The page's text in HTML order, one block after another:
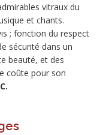
vitraux du
et chants.
; fonction du respect
sécurité dans un
beauté, et des
coûte pour son